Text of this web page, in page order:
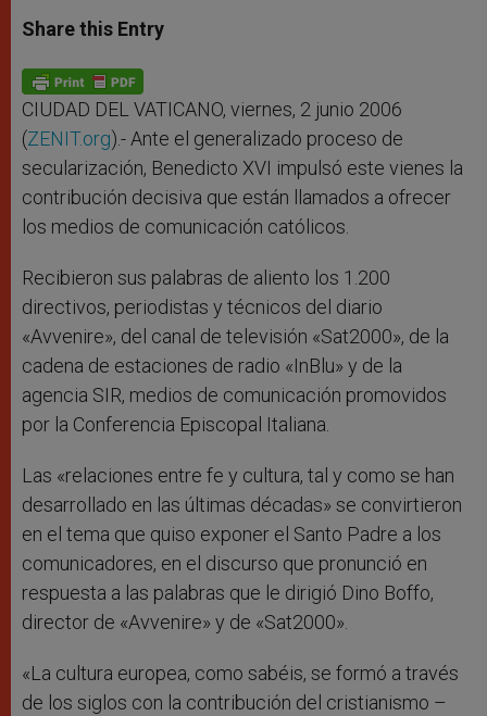
t
s
p
p
s
e
g
e
r
e
b
o
k
Share this Entry
CIUDAD DEL VATICANO, viernes, 2 junio 2006
(ZENIT.org).- Ante el generalizado proceso de
secularización, Benedicto XVI impulsó este vienes la
contribución decisiva que están llamados a ofrecer
los medios de comunicación católicos.
Recibieron sus palabras de aliento los 1.200
directivos, periodistas y técnicos del diario
«Avvenire», del canal de televisión «Sat2000», de la
cadena de estaciones de radio «InBlu» y de la
agencia SIR, medios de comunicación promovidos
por la Conferencia Episcopal Italiana.
Las «relaciones entre fe y cultura, tal y como se han
desarrollado en las últimas décadas» se convirtieron
en el tema que quiso exponer el Santo Padre a los
comunicadores, en el discurso que pronunció en
respuesta a las palabras que le dirigió Dino Boffo,
director de «Avvenire» y de «Sat2000».
«La cultura europea, como sabéis, se formó a través
de los siglos con la contribución del cristianismo –